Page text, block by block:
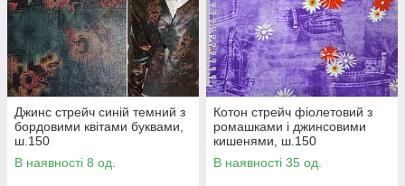
Джинс стрейч синій темний з
бордовими квітами буквами,
ш.150
В наявності 8 од.
Котон стрейч фіолетовий з
ромашками і джинсовими
кишенями, ш.150
В наявності 35 од.